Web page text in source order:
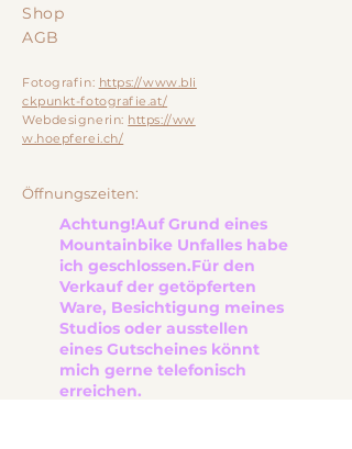
Shop
AGB
Fotografin: https://www.bli
ckpunkt-fotografie.at/
Webdesignerin: https://ww
w.hoepferei.ch/
Öffnungszeiten:
Achtung!Auf Grund eines
Mountainbike Unfalles habe
ich geschlossen.Für den
Verkauf der getöpferten
Ware, Besichtigung meines
Studios oder ausstellen
eines Gutscheines könnt
mich gerne telefonisch
erreichen.